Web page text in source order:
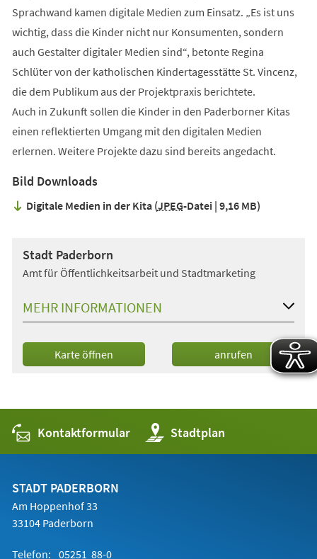
Sprachwand kamen digitale Medien zum Einsatz. „Es ist uns
wichtig, dass die Kinder nicht nur Konsumenten, sondern
auch Gestalter digitaler Medien sind“, betonte Regina
Schlüter von der katholischen Kindertagesstätte St. Vincenz,
die dem Publikum aus der Projektpraxis berichtete.
Auch in Zukunft sollen die Kinder in den Paderborner Kitas
einen reflektierten Umgang mit den digitalen Medien
erlernen. Weitere Projekte dazu sind bereits angedacht.
Bild Downloads
Digitale Medien in der Kita JPEG-Datei 9,16 MB
Stadt Paderborn
Amt für Öffentlichkeitsarbeit und Stadtmarketing
MEHR INFORMATIONEN
Karte öffnen
(Öffnet
in
anrufen
Kontaktformular Stadtplan
(Öffnet
in
einem
STADT PADERBORN
Am Hoppenhof 33
33104 Paderborn
Telefon: 05251 88-0